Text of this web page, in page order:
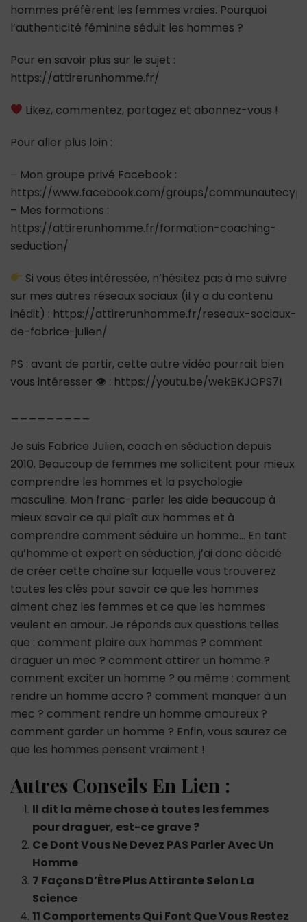
hommes préfèrent les femmes vraies. Pourquoi
l’authenticité féminine séduit les hommes ?
Pour en savoir plus sur le sujet :
https://attirerunhomme.fr/
Likez, commentez, partagez et abonnez-vous !
Pour aller plus loin :
– Mon groupe privé Facebook :
https://www.facebook.com/groups/
– Mes formations :
https://attirerunhomme.fr/formation-coaching-
seduction/
Si vous êtes intéressée, n’hésitez pas à me suivre
sur mes autres réseaux sociaux (il y a du contenu
inédit) : https://attirerunhomme.fr/reseaux-sociaux-
de-fabrice-julien/
PS : avant de partir, cette autre vidéo pourrait bien
vous intéresser 👁 : https://youtu.be/wekBKJOPS7I
Je suis Fabrice Julien, coach en séduction depuis
2010. Beaucoup de femmes me sollicitent pour mieux
comprendre les hommes et la psychologie
masculine. Mon franc-parler les aide beaucoup à
mieux savoir ce qui plaît aux hommes et à
comprendre comment séduire un homme… En tant
qu’homme et expert en séduction, j’ai donc décidé
de créer cette chaîne sur laquelle vous trouverez
toutes les clés pour savoir ce que les hommes
aiment chez les femmes et ce que les hommes
veulent en amour. Je réponds aux questions telles
que : comment plaire aux hommes ? comment
draguer un mec ? comment attirer un homme ?
comment exciter un homme ? ou même : comment
rendre un homme accro ? comment manquer à un
mec ? comment rendre un homme amoureux ?
comment garder un homme ? Enfin, vous saurez ce
que les hommes pensent vraiment !
Autres Conseils En Lien :
Il dit la même chose à toutes les femmes
pour draguer, est-ce grave ?
Ce Dont Vous Ne Devez PAS Parler Avec Un
Homme
7 Façons D’Être Plus Attirante Selon La
Science
11 Comportements Qui Font Que Vous Restez